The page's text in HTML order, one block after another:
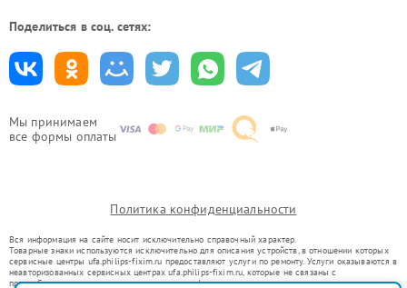
Мы принимаем
все формы оплаты
Поделиться в соц. сетях:
Политика конфиденциальности
Вся информация на сайте носит исключительно справочный характер.
Товарные знаки используются исключительно для описания устройств, в отношении которых
сервисные центры ufa.philips-fixim.ru предоставляют услуги по ремонту. Услуги оказываются в
неавторизованных сервисных центрах ufa.philips-fixim.ru, которые не связаны с
правообладателями товарных знаков или их официальными представителями.